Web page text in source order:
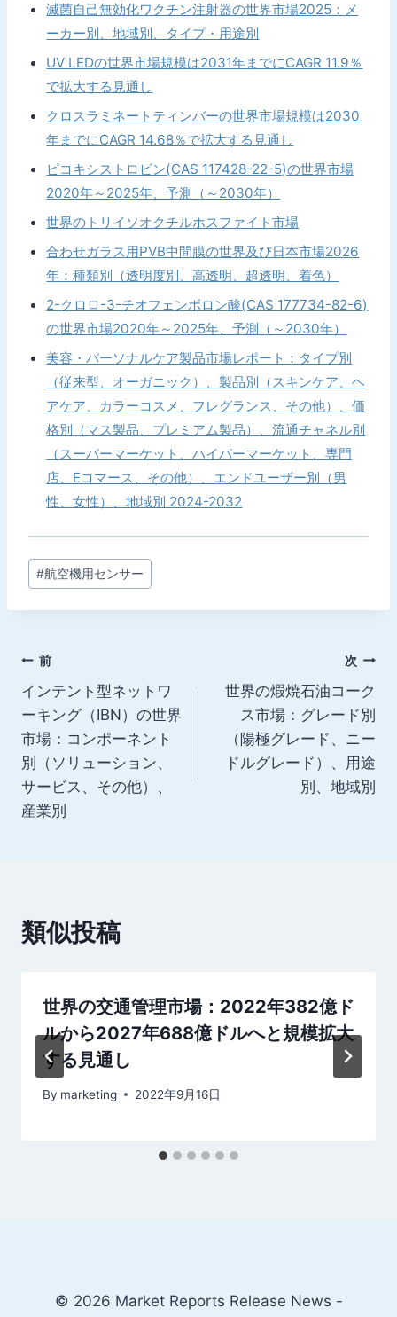
滅菌自己無効化ワクチン注射器の世界市場2025：メ
ーカー別、地域別、タイプ・用途別
UV LEDの世界市場規模は2031年までにCAGR 11.9％
で拡大する見通し
クロスラミネートティンバーの世界市場規模は2030
年までにCAGR 14.68％で拡大する見通し
ピコキシストロビン(CAS 117428-22-5)の世界市場
2020年～2025年、予測（～2030年）
世界のトリイソオクチルホスファイト市場
合わせガラス用PVB中間膜の世界及び日本市場2026
年：種類別（透明度別、高透明、超透明、着色）
2-クロロ-3-チオフェンボロン酸(CAS 177734-82-6)
の世界市場2020年～2025年、予測（～2030年）
美容・パーソナルケア製品市場レポート：タイプ別
（従来型、オーガニック）、製品別（スキンケア、ヘ
アケア、カラーコスメ、フレグランス、その他）、価
格別（マス製品、プレミアム製品）、流通チャネル別
（スーパーマーケット、ハイパーマーケット、専門
店、Eコマース、その他）、エンドユーザー別（男
性、女性）、地域別 2024-2032
投
稿
タ
#航空機用センサー
投
稿
ナ
ビ
ゲ
ョ
前
インテント型ネットワ
ーキング（IBN）の世界
市場：コンポーネント
別（ソリューション、
サービス、その他）、
産業別
次
世界の煆焼石油コーク
ス市場：グレード別
（陽極グレード、ニー
ドルグレード）、用途
別、地域別
類似投稿
世界の交通管理市場：2022年382億ド
ルから2027年688億ドルへと規模拡大
する見通し
By marketing 2022年9月16日
© 2026 Market Reports Release News -